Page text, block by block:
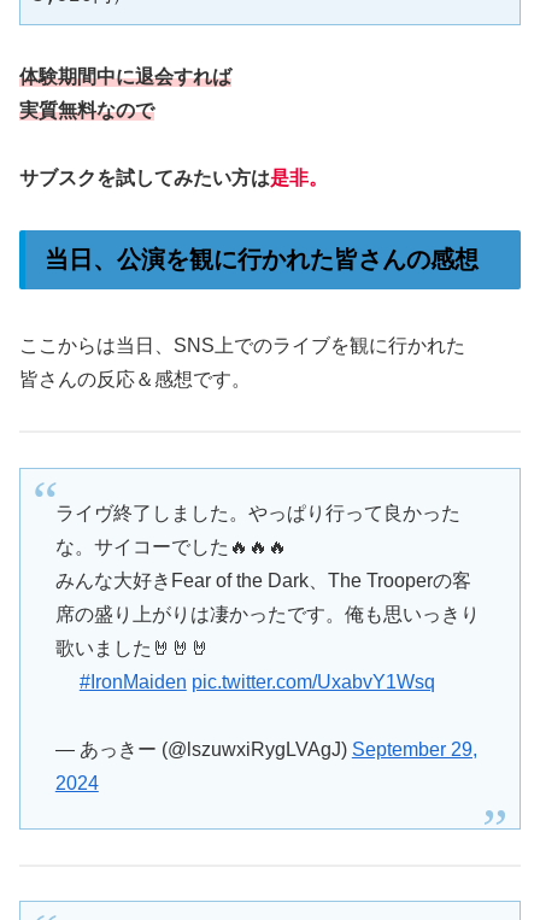
体験期間中に退会すれば
実質無料なので
サブスクを試してみたい方は是非。
当日、公演を観に行かれた皆さんの感想
ここからは当日、SNS上でのライブを観に行かれた
皆さんの反応＆感想です。
ライヴ終了しました。やっぱり行って良かった
な。サイコーでした🔥🔥🔥
みんな大好きFear of the Dark、The Trooperの客
席の盛り上がりは凄かったです。俺も思いっきり
歌いました🤘🤘🤘
#IronMaiden pic.twitter.com/UxabvY1Wsq
— あっきー (@lszuwxiRygLVAgJ) September 29,
2024